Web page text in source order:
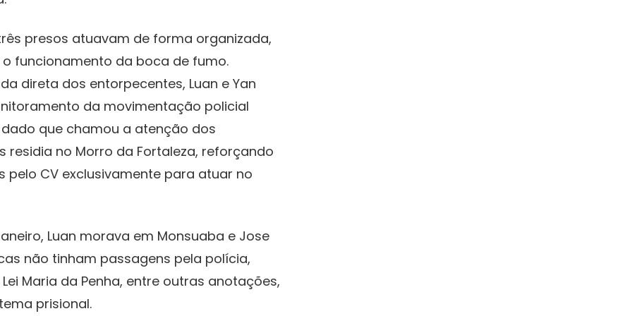
presos atuavam de forma organizada,
funcionamento da boca de fumo.
direta dos entorpecentes, Luan e Yan
da movimentação policial
que chamou a atenção dos
residia no Morro da Fortaleza, reforçando
CV exclusivamente para atuar no
Luan morava em Monsuaba e Jose
não tinham passagens pela polícia,
Maria da Penha, entre outras anotações,
prisional.